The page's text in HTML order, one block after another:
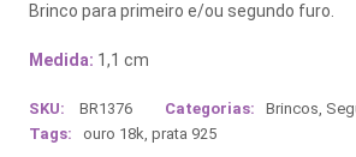
Brinco para primeiro e/ou segundo furo.
Medida: 1,1 cm
SKU: BR1376 Categorias: Brincos,
Tags:
ouro 18k, prata 925